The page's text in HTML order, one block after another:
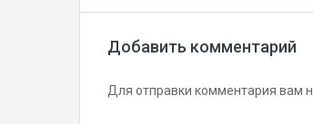
Добавить комментарий
Для отправки комментария вам